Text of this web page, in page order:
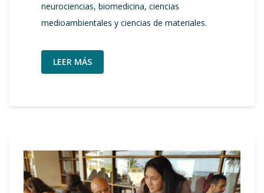
neurociencias, biomedicina, ciencias
medioambientales y ciencias de materiales.
LEER MÁS